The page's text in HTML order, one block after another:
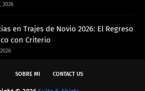
2026
en Trajes de Novio 2026: El Regreso
con Criterio
SOBRE MI CONTACT US